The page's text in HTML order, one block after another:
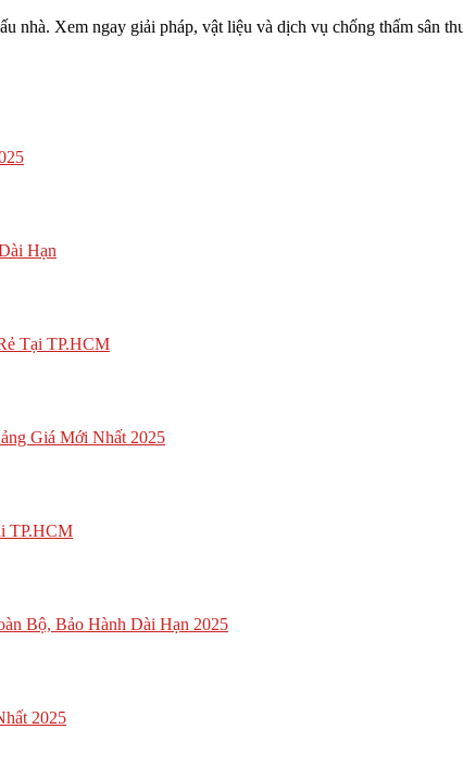
nhà. Xem ngay giải pháp, vật liệu và dịch vụ chống thấm sân
Hạn
Tại TP.HCM
Giá Mới Nhất 2025
TP.HCM
Bộ, Bảo Hành Dài Hạn 2025
2025